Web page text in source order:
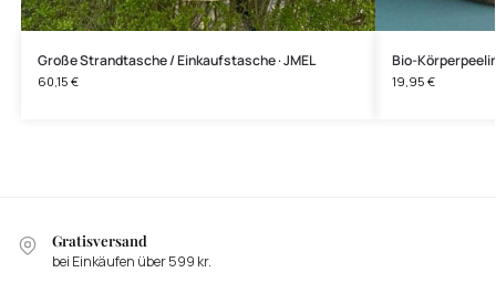
Große Strandtasche / Einkaufstasche · JMEL
60,15 €
Bio-
19,95 €
Gratisversand
bei Einkäufen über 599 kr.